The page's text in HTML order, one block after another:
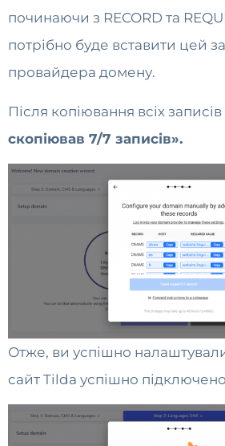
починаючи з RECORD та
потрібно буде вставити цей
провайдера домену.
Після копіювання всіх записів
скопіював 7/7 записів».
Отже, ви успішно
сайт Tilda успішно